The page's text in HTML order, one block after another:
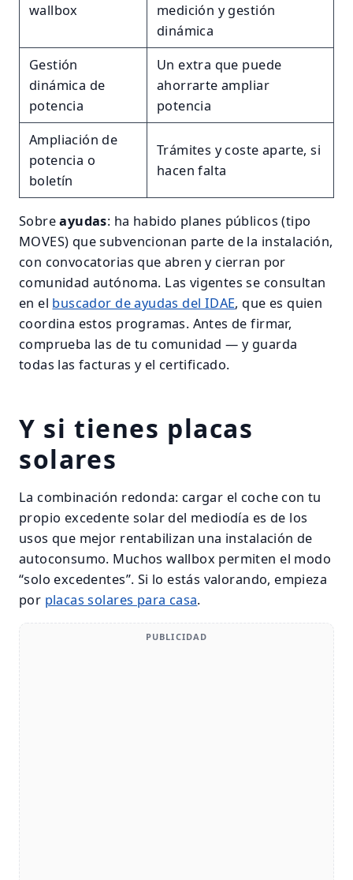
wallbox
medición y gestión
dinámica
Gestión
dinámica de
potencia
Un extra que puede
ahorrarte ampliar
potencia
Ampliación de
potencia o
boletín
Trámites y coste aparte, si
hacen falta
Sobreayudas: ha habido planes públicos (tipo
MOVES) que subvencionan parte de la instalación,
con convocatorias que abren y cierran por
comunidad autónoma. Las vigentes se consultan
en el buscador de ayudas del IDAE, que es quien
coordina estos programas. Antes de firmar,
comprueba las de tu comunidad — y guarda
todas las facturas y el certificado.
Y si tienes placas
solares
La combinación redonda: cargar el coche con tu
propio excedente solar del mediodía es de los
usos que mejor rentabilizan una instalación de
autoconsumo. Muchos wallbox permiten el modo
“solo excedentes”. Si lo estás valorando, empieza
por placas solares para casa.
PUBLICIDAD